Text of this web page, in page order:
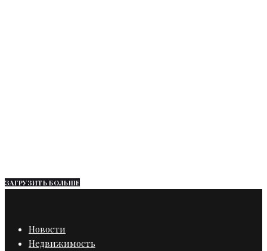
ЗАГРУЗИТЬ БОЛЬШЕ
Новости
Недвижимость